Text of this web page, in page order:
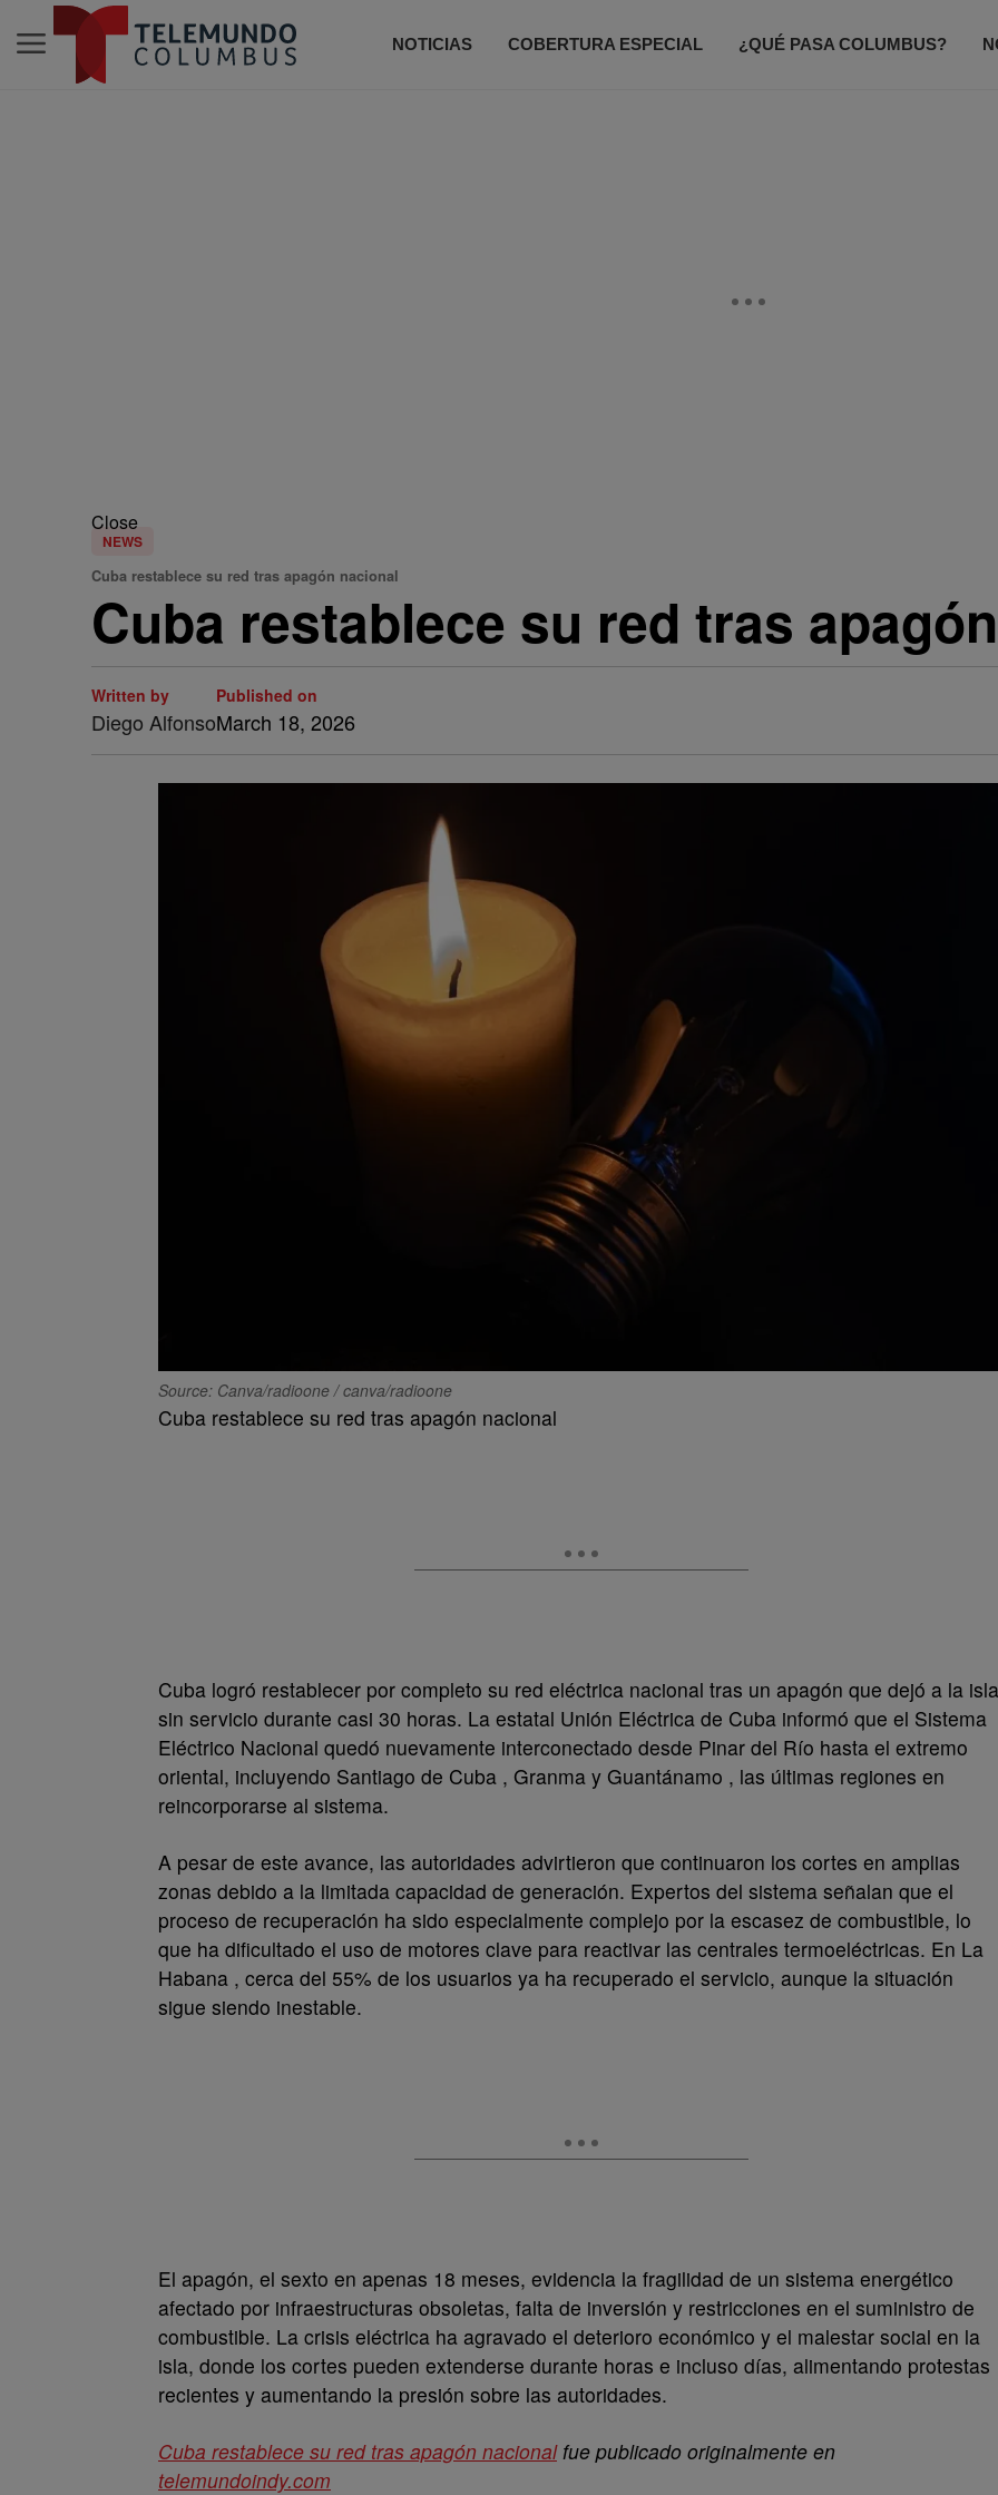
NOTICIAS COBERTURA ESPECIAL ¿QUÉ PASA COLUMBUS?
Close
NEWS
Cuba restablece su red tras apagón nacional
Cuba restablece su red tras
Written by
Diego Alfonso
Published on
March 18, 2026
Source: Canva/radioone / canva/radioone
Cuba restablece su red tras apagón nacional
Cuba logró restablecer por completo su red eléctrica nacional tras un apagón que dejó a la isla
sin servicio durante casi 30 horas. La estatal Unión Eléctrica de Cuba informó que el Sistema
Eléctrico Nacional quedó nuevamente interconectado desde Pinar del Río hasta el extremo
oriental, incluyendo Santiago de Cuba , Granma y Guantánamo , las últimas regiones en
reincorporarse al sistema.
A pesar de este avance, las autoridades advirtieron que continuaron los cortes en amplias
zonas debido a la limitada capacidad de generación. Expertos del sistema señalan que el
proceso de recuperación ha sido especialmente complejo por la escasez de combustible, lo
que ha dificultado el uso de motores clave para reactivar las centrales termoeléctricas. En La
Habana , cerca del 55% de los usuarios ya ha recuperado el servicio, aunque la situación
sigue siendo inestable.
El apagón, el sexto en apenas 18 meses, evidencia la fragilidad de un sistema energético
afectado por infraestructuras obsoletas, falta de inversión y restricciones en el suministro de
combustible. La crisis eléctrica ha agravado el deterioro económico y el malestar social en la
isla, donde los cortes pueden extenderse durante horas e incluso días, alimentando protestas
recientes y aumentando la presión sobre las autoridades.
Cuba restablece su red tras apagón nacionalfue publicado originalmente en
telemundoindy.com